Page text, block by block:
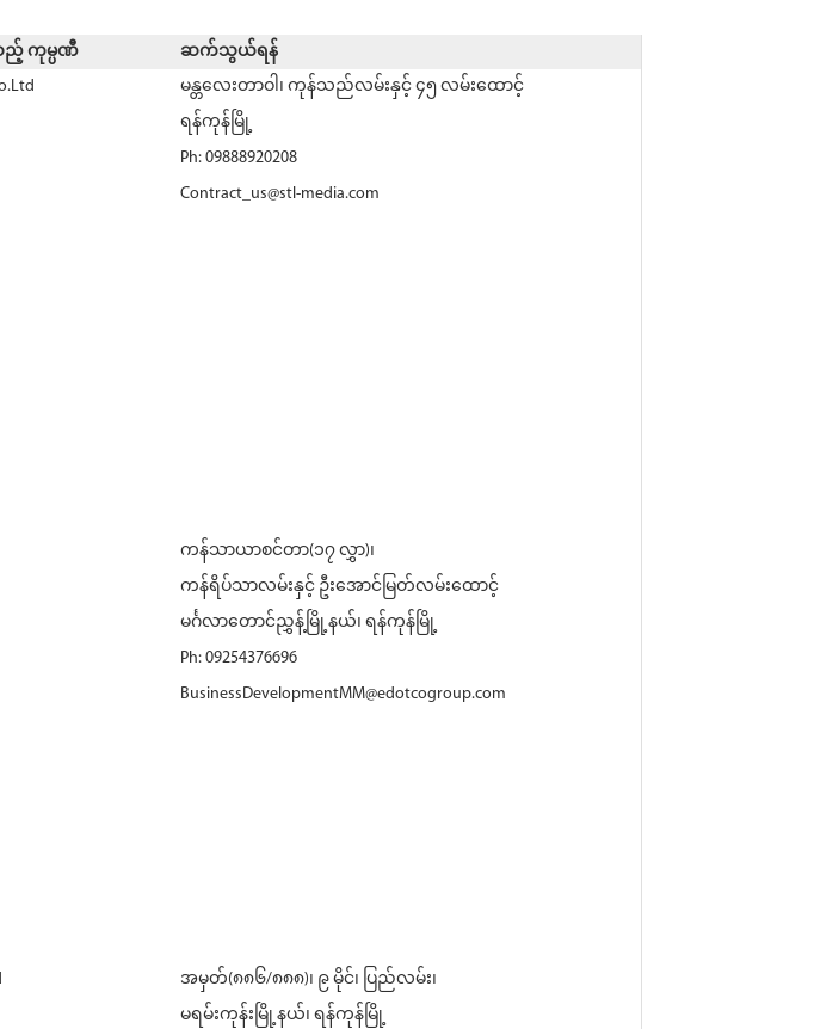
ည့် ကုမ္ပဏီ
ဆက်သွယ်ရန်
မန္တလေးတာဝါ၊ ကုန်သည်လမ်းနှင့် ၄၅ လမ်းထောင့်
ရန်ကုန်မြို့
Ph: 09888920208
Contract_us@stl-media.com
ကန်သာယာစင်တာ(၁၇ လွှာ)၊
ကန်ရိပ်သာလမ်းနှင့် ဦးအောင်မြတ်လမ်းထောင့်
မင်္ဂလာတောင်ညွှန့်မြို့နယ်၊ ရန်ကုန်မြို့
Ph: 09254376696
BusinessDevelopmentMM@edotcogroup.com
အမှတ်(၈၈၆/၈၈၈)၊ ၉ မိုင်၊ ပြည်လမ်း၊
မရမ်းကုန်းမြို့နယ်၊ ရန်ကုန်မြို့